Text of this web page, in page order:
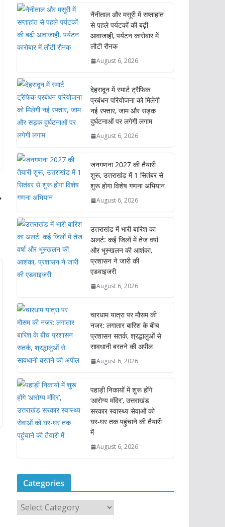
नैनीताल और मसूरी में सप्ताहांत
से पहले पर्यटकों की बढ़ी
आवाजाही, पर्यटन कारोबार में
लौटी रौनक
August 6, 2026
देहरादून में स्मार्ट ट्रैफिक
प्रबंधन परियोजना को मिलेगी
नई रफ्तार, जाम और सड़क
दुर्घटनाओं पर लगेगी लगाम
August 6, 2026
जनगणना 2027 की तैयारी
शुरू, उत्तराखंड में 1 सितंबर से
शुरू होगा विशेष गणना अभियान
August 6, 2026
उत्तराखंड में भारी बारिश का
अलर्ट: कई जिलों में तेज वर्षा
और भूस्खलन की आशंका,
प्रशासन ने जारी की
एडवाइजरी
August 6, 2026
चारधाम यात्रा पर मौसम की
नजर: लगातार बारिश के बीच
प्रशासन सतर्क, श्रद्धालुओं से
सावधानी बरतने की अपील
August 6, 2026
पहाड़ी निकायों में शुरू होंगे
‘आरोग्य मंदिर’, उत्तराखंड
सरकार स्वास्थ्य सेवाओं को
घर-घर तक पहुंचाने की तैयारी
में
August 6, 2026
Categories
a